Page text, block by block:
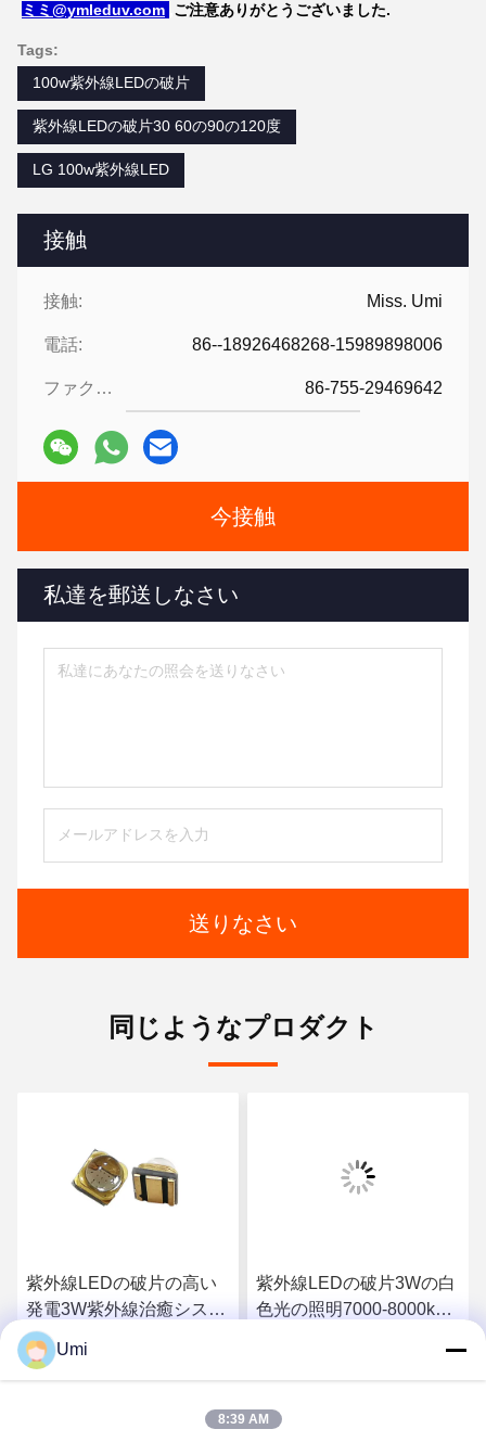
接触
接触: Miss. Umi
電話: 86--18926468268-15989898006
ファクシミリ: 86-755-29469642
今接触
私達を郵送しなさい
送りなさい
ミミ@ymleduv.com ご注意ありがとうございました.
Tags:
100w紫外線LEDの破片
紫外線LEDの破片30 60の90の120度
LG 100w紫外線LED
同じようなプロダクト
紫外線LEDの破片の高い
発電3W紫外線治癒システ
ム殺菌灯
最もよい価格を得なさ
紫外線LEDの破片3Wの白
色光の照明7000-8000kの
最もよい価格を得なさ
Umi
8:39 AM